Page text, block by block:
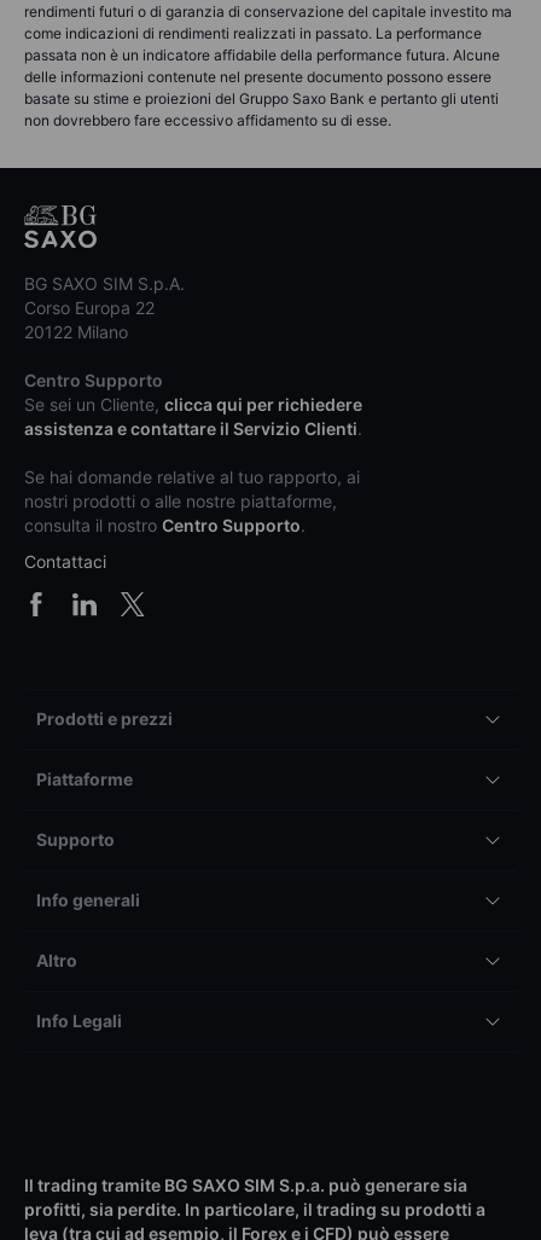
rendimenti futuri o di garanzia di conservazione del capitale investito ma
come indicazioni di rendimenti realizzati in passato. La performance
passata non è un indicatore affidabile della performance futura. Alcune
delle informazioni contenute nel presente documento possono essere
basate su stime e proiezioni del Gruppo Saxo Bank e pertanto gli utenti
non dovrebbero fare eccessivo affidamento su di esse.
BG SAXO SIM S.p.A.
Corso Europa 22
20122 Milano
Centro Supporto
Se sei un Cliente, clicca qui per richiedere
assistenza e contattare il Servizio Clienti.
Se hai domande relative al tuo rapporto, ai
nostri prodotti o alle nostre piattaforme,
consulta il nostro Centro Supporto.
Contattaci
Prodotti e prezzi
Piattaforme
Supporto
Info generali
Altro
Info Legali
Il trading tramite BG SAXO SIM S.p.a. può generare sia
profitti, sia perdite. In particolare, il trading su prodotti a
leva (tra cui ad esempio, il Forex e i CFD) può essere